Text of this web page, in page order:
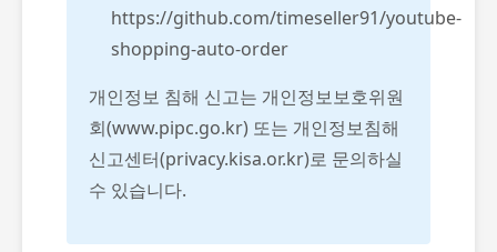
https://github.com/timeseller91/youtube-
shopping-auto-order
개인정보 침해 신고는 개인정보보호위원
회(www.pipc.go.kr) 또는 개인정보침해
신고센터(privacy.kisa.or.kr)로 문의하실
수 있습니다.